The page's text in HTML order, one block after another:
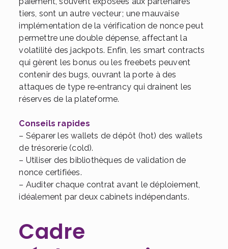
tiers, sont un autre vecteur ; une mauvaise
implémentation de la vérification de nonce peut
permettre une double dépense, affectant la
volatilité des jackpots. Enfin, les smart contracts
qui gèrent les bonus ou les freebets peuvent
contenir des bugs, ouvrant la porte à des
attaques de type re‑entrancy qui drainent les
réserves de la plateforme.
Conseils rapides
– Séparer les wallets de dépôt (hot) des wallets
de trésorerie (cold).
– Utiliser des bibliothèques de validation de
nonce certifiées.
– Auditer chaque contrat avant le déploiement,
idéalement par deux cabinets indépendants.
Cadre